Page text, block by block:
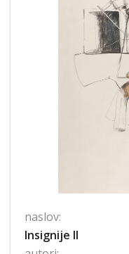
naslov:
Insignije II